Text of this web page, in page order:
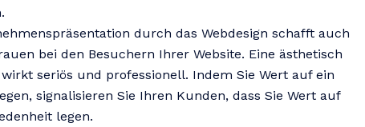
durch das Webdesign schafft auch
bei den Besuchern Ihrer Website. Eine ästhetisch
seriös und professionell. Indem Sie Wert auf ein
signalisieren Sie Ihren Kunden, dass Sie Wert auf
legen.